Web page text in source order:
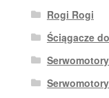
Rogi Rogi
Ściągacze